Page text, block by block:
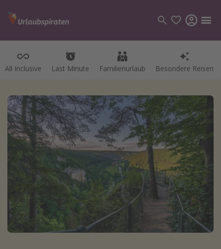
All Inclusive Last Minute Familienurlaub Besondere Reisen
Kategorien
Hotel
Pauschalreisen
Kreuzfahrten
Reiseziele
Alle Reiseziele
Bodensee Urlaub
Gozo Urlaub
Normandie Urlaub